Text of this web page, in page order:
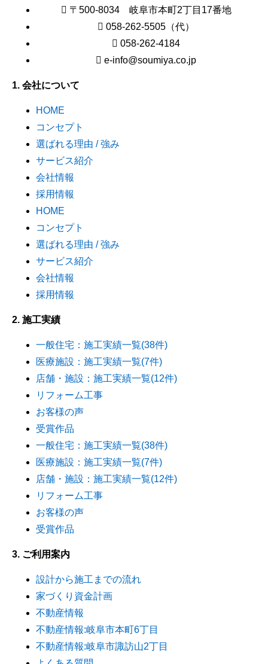
〒500-8034 岐阜市本町2丁目17番地
058-262-5505（代）
058-262-4184
e-info@soumiya.co.jp
1. 会社について
HOME
コンセプト
選ばれる理由 / 強み
サービス紹介
会社情報
採用情報
HOME
コンセプト
選ばれる理由 / 強み
サービス紹介
会社情報
採用情報
2. 施工実績
一般住宅：施工実績一覧(38件)
医療施設：施工実績一覧(7件)
店舗・施設：施工実績一覧(12件)
リフォーム工事
お客様の声
受賞作品
一般住宅：施工実績一覧(38件)
医療施設：施工実績一覧(7件)
店舗・施設：施工実績一覧(12件)
リフォーム工事
お客様の声
受賞作品
3. ご利用案内
設計から施工までの流れ
家づくり資金計画
不動産情報
不動産情報:岐阜市本町6丁目
不動産情報:岐阜市諏訪山2丁目